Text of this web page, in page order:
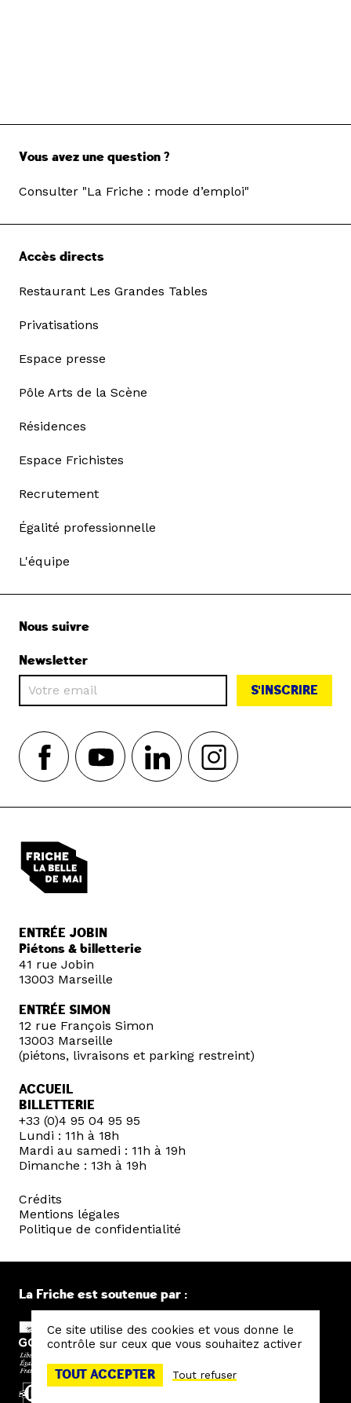
Vous avez une question ?
Consulter "La Friche : mode d’emploi"
Accès directs
Restaurant Les Grandes Tables
Privatisations
Espace presse
Pôle Arts de la Scène
Résidences
Espace Frichistes
Recrutement
Égalité professionnelle
L'équipe
Nous suivre
Newsletter
S'INSCRIRE
ENTRÉE JOBIN
Piétons & billetterie
41 rue Jobin
13003 Marseille
ENTRÉE SIMON
12 rue François Simon
13003 Marseille
(piétons, livraisons et parking restreint)
ACCUEIL
BILLETTERIE
+33 (0)4 95 04 95 95
Lundi : 11h à 18h
Mardi au samedi : 11h à 19h
Dimanche : 13h à 19h
Crédits
Mentions légales
Politique de confidentialité
La Friche est soutenue par :
Ce site utilise des cookies et vous donne le
contrôle sur ceux que vous souhaitez activer
TOUT ACCEPTER Tout refuser